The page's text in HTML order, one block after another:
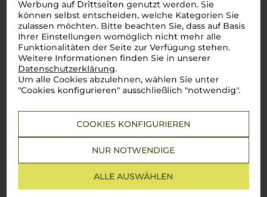
Werbung auf Drittseiten genutzt werden. Sie
können selbst entscheiden, welche Kategorien Sie
zulassen möchten. Bitte beachten Sie, dass auf Basis
Ihrer Einstellungen womöglich nicht mehr alle
Funktionalitäten der Seite zur Verfügung stehen.
Weitere Informationen finden Sie in unserer
Datenschutzerklärung.
Um alle Cookies abzulehnen, wählen Sie unter
"Cookies konfigurieren" ausschließlich "notwendig".
COOKIES KONFIGURIEREN
NUR NOTWENDIGE
ALLE AUSWÄHLEN